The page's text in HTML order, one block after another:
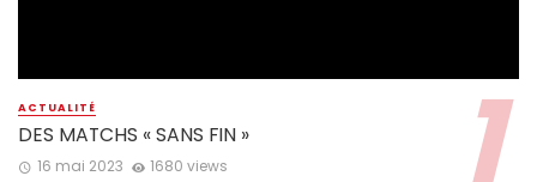
ACTUALITÉ
DES MATCHS « SANS FIN »
16 mai 2023 1680 views